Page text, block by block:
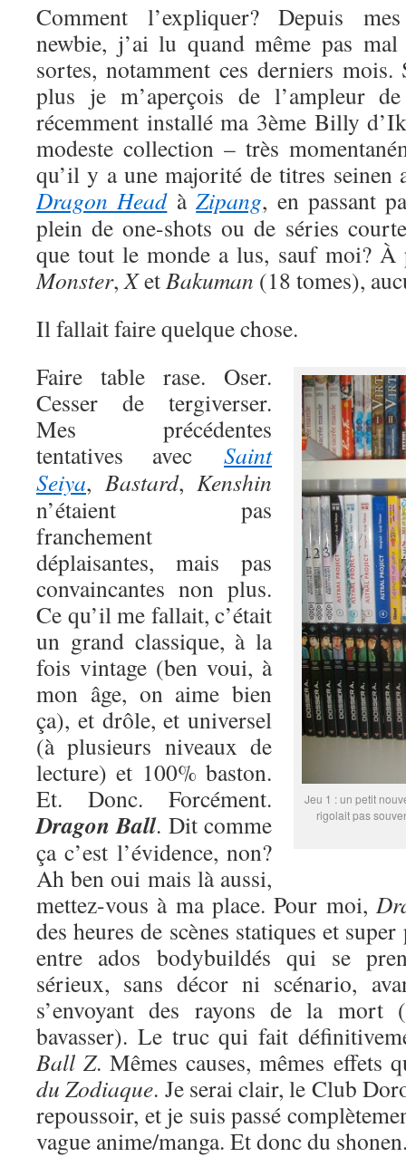
Comment l’expliquer? Depuis
newbie, j’ai lu quand même pas
sortes, notamment ces derniers
plus je m’aperçois de l’ampleur
récemment installé ma 3ème Billy
modeste collection – très
qu’il y a une majorité de titres seinen
Dragon HeadàZipang, en passant
plein de one-shots ou de séries
que tout le monde a lus, sauf moi?
Monster,XetBakuman (18 tomes),
Il fallait faire quelque chose.
Jeu 1 : un petit
rigolait pas
Faire table rase. Oser.
Cesser de tergiverser.
Mes précédentes
tentatives avec Saint
Seiya, Bastard, Kenshin
n’étaient pas
franchement
déplaisantes, mais pas
convaincantes non plus.
Ce qu’il me fallait, c’était
un grand classique, à la
fois vintage (ben voui, à
mon âge, on aime bien
ça), et drôle, et universel
(à plusieurs niveaux de
lecture) et 100% baston.
Et. Donc. Forcément.
Dragon Ball. Dit comme
ça c’est l’évidence, non?
Ah ben oui mais là aussi,
mettez-vous à ma place. Pour moi,
des heures de scènes statiques et
entre ados bodybuildés qui se
sérieux, sans décor ni scénario,
s’envoyant des rayons de la mort
bavasser). Le truc qui fait
Ball Z. Mêmes causes, mêmes effets
du Zodiaque. Je serai clair, le Club
repoussoir, et je suis passé
vague anime/manga. Et donc du